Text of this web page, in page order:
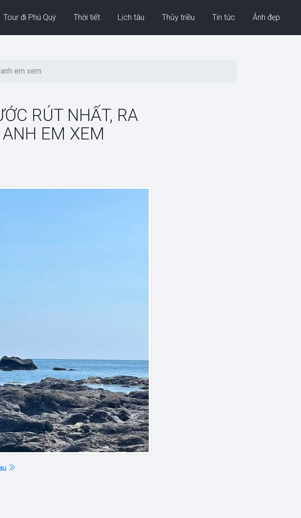
Tour đi Phú Quý Thời tiết Lịch tàu Thủy triều Tin tức Ảnh đẹp
em xem
RÚT NHẤT, RA
EM XEM